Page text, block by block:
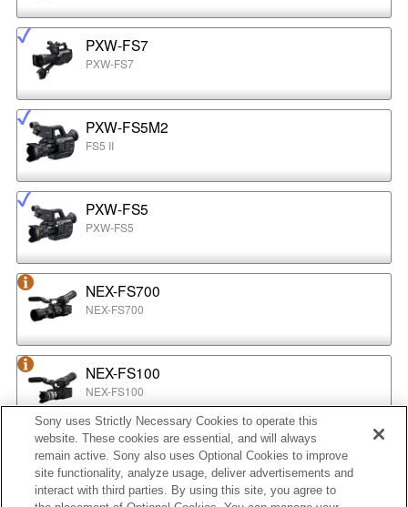
PXW-FS7
PXW-FS7
PXW-FS5M2
FS5 II
PXW-FS5
PXW-FS5
NEX-FS700
NEX-FS700
NEX-FS100
NEX-FS100
NEX-EA50
NEX-EA50
Sony uses Strictly Necessary Cookies to operate this
website. These cookies are essential, and will always
remain active. Sony also uses Optional Cookies to improve
site functionality, analyze usage, deliver advertisements and
interact with third parties. By using this site, you agree to